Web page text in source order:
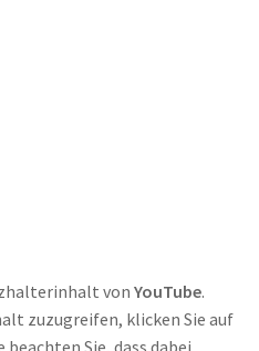
von YouTube.
zuzugreifen, klicken Sie auf